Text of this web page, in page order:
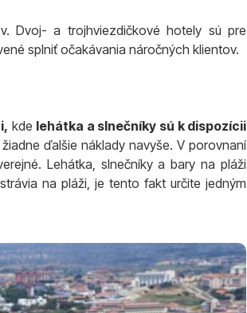
Dvoj- a trojhviezdičkové hotely sú pre
splniť očakávania náročných klientov.
kde lehátka a slnečníky sú k dispozícii
ďalšie náklady navyše. V porovnaní
Lehátka, slnečníky a bary na pláži
na pláži, je tento fakt určite jedným